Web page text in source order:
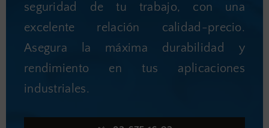
seguridad de tu trabajo, con una
excelente relación calidad-precio.
Asegura la máxima durabilidad y
rendimiento en tus aplicaciones
industriales.